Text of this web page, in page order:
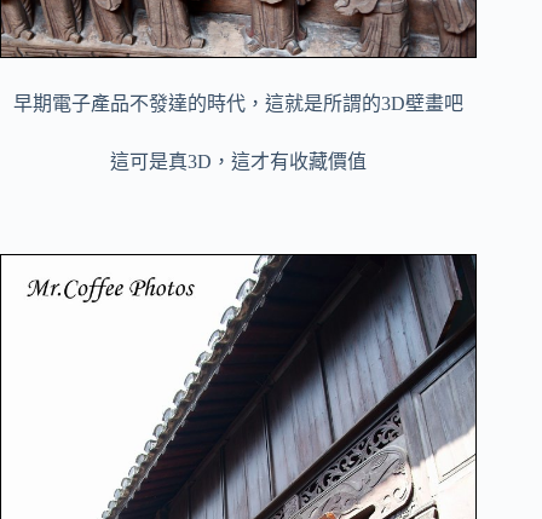
早期電子產品不發達的時代，這就是所謂的3D壁畫吧
這可是真3D，這才有收藏價值